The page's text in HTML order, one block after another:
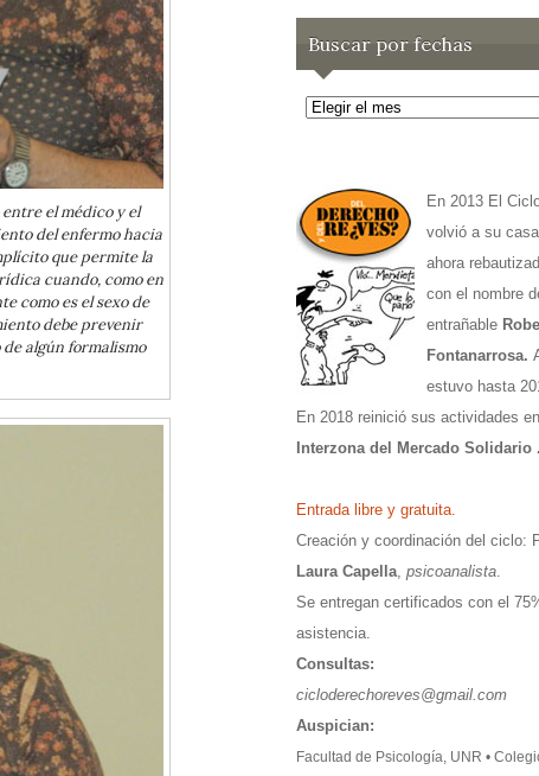
el médico y el
del enfermo hacia
que permite la
cuando, como en
como es el sexo de
debe prevenir
algún formalismo
Buscar por fechas
Buscar
por
En 2013 El
volvió a su casa,
ahora
con el nombre
entrañable
Fontanarrosa.
estuvo hasta
En 2018 reinició sus actividades en
Interzona del Mercado Solidario .
Entrada libre y gratuita.
Creación y coordinación del ciclo:
Laura Capella psicoanalista
Se entregan certificados con el
asistencia.
Consultas:
cicloderechoreves@gmail.com
Auspician:
Facultad de Psicología, UNR •